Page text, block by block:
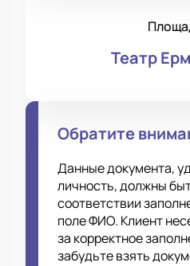
Театр
Обратите
Данные документа,
личность, должны
соответствии
поле ФИО. Клиент
за корректное
забудьте взять